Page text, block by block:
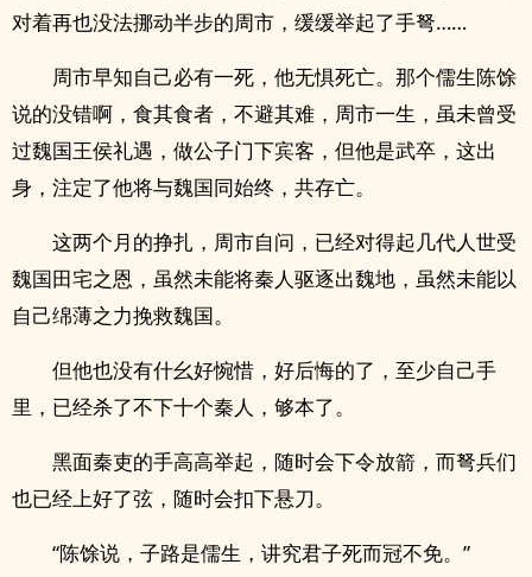
对着再也没法挪动半步的周市，缓缓举起了手弩……
周市早知自己必有一死，他无惧死亡。那个儒生陈馀
说的没错啊，食其食者，不避其难，周市一生，虽未曾受
过魏国王侯礼遇，做公子门下宾客，但他是武卒，这出
身，注定了他将与魏国同始终，共存亡。
这两个月的挣扎，周市自问，已经对得起几代人世受
魏国田宅之恩，虽然未能将秦人驱逐出魏地，虽然未能以
自己绵薄之力挽救魏国。
但他也没有什幺好惋惜，好后悔的了，至少自己手
里，已经杀了不下十个秦人，够本了。
黑面秦吏的手高高举起，随时会下令放箭，而弩兵们
也已经上好了弦，随时会扣下悬刀。
“陈馀说，子路是儒生，讲究君子死而冠不免。”